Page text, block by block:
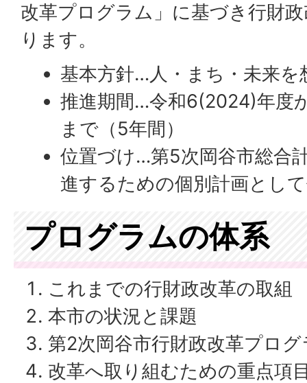
改革プログラム」に基づき行財
ります。
基本方針…人・まち・未来を
推進期間…令和6(2024)年度
まで（5年間）
位置づけ…第5次岡谷市総合
進するための個別計画とし
プログラムの体系
これまでの行財政改革の取組
本市の状況と課題
第2次岡谷市行財政改革プロ
改革へ取り組むための重点項